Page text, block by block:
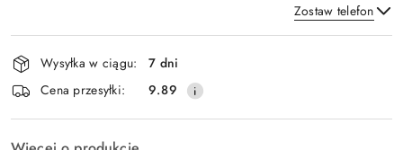
Zostaw telefon
Wyślij
Dostępność
i
dostawa
Wysyłka w ciągu:
7 dni
Cena przesyłki:
9.89